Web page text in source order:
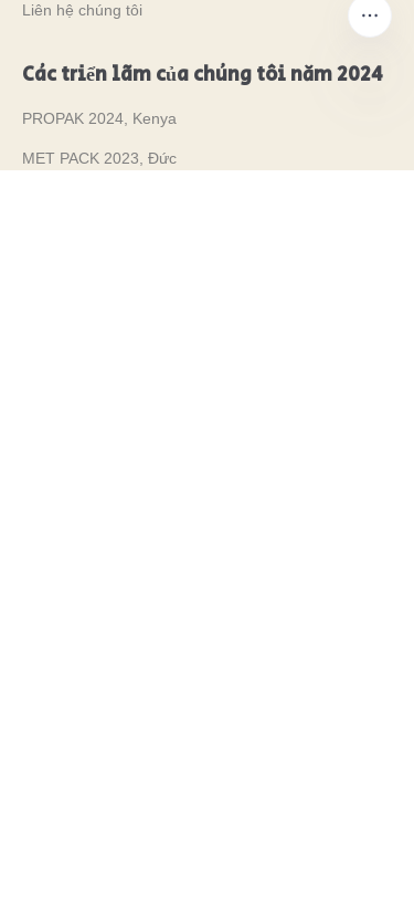
Liên hệ chúng tôi
Các triển lãm của chúng tôi năm 2024
PROPAK 2024, Kenya
MET PACK 2023, Đức
VI